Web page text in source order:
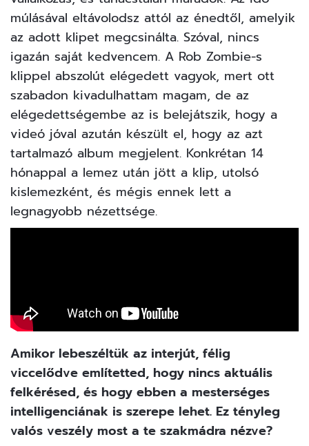
múlásával eltávolodsz attól az énedtől, amelyik
az adott klipet megcsinálta. Szóval, nincs
igazán saját kedvencem. A Rob Zombie-s
klippel abszolút elégedett vagyok, mert ott
szabadon kivadulhattam magam, de az
elégedettségembe az is belejátszik, hogy a
videó jóval azután készült el, hogy az azt
tartalmazó album megjelent. Konkrétan 14
hónappal a lemez után jött a klip, utolsó
kislemezként, és mégis ennek lett a
legnagyobb nézettsége.
Amikor lebeszéltük az interjút, félig
viccelődve említetted, hogy nincs aktuális
felkérésed, és hogy ebben a mesterséges
intelligenciának is szerepe lehet. Ez tényleg
valós veszély most a te szakmádra nézve?